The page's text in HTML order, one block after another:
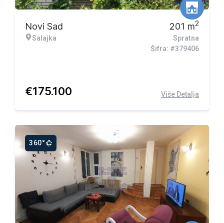
Novi Sad
Salajka
201 m2
Spratna
Šifra: #379406
€175.100 Više Detalja
360°